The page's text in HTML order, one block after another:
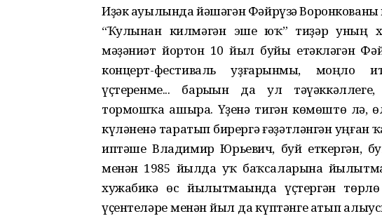
Иҙәк ауылында йәшәгән Фәйрүзә Воронкованы
“Ҡулынан килмәгән эше юҡ” тиҙәр уның
мәҙәниәт йортон 10 йыл буйы етәкләгән
концерт-фестиваль уҙғарһынмы, моңло
үҫтерһенме... барыһын да ул
тормошҡа ашыра. Үҙенә тигән көмөштө лә,
күләненә таратып бирергә ғәҙәтләнгән
иптәше Владимир Юрьевич, буй еткергән,
менән 1985 йылда уҡ баҡсаларына
хужабикә өс йылытмаһында үҫтергән
үҫентеләре менән йыл да күптәнге һатып